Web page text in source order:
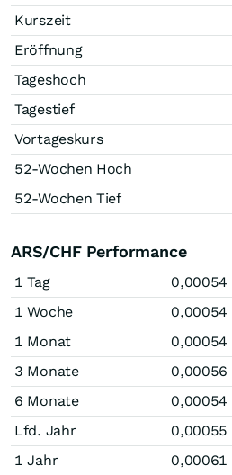
Kurszeit
Eröffnung
Tageshoch
Tagestief
Vortageskurs
52-Wochen Hoch
52-Wochen Tief
ARS/CHF Performance
1 Tag 0,00054
1 Woche
0,00054
1 Monat
0,00054
3 Monate
0,00056
6 Monate
0,00054
Lfd. Jahr
0,00055
1 Jahr
0,00061